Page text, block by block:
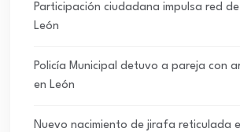
Participación ciudadana impulsa red
León
Policía Municipal detuvo a pareja con
en León
Nuevo nacimiento de jirafa reticulada